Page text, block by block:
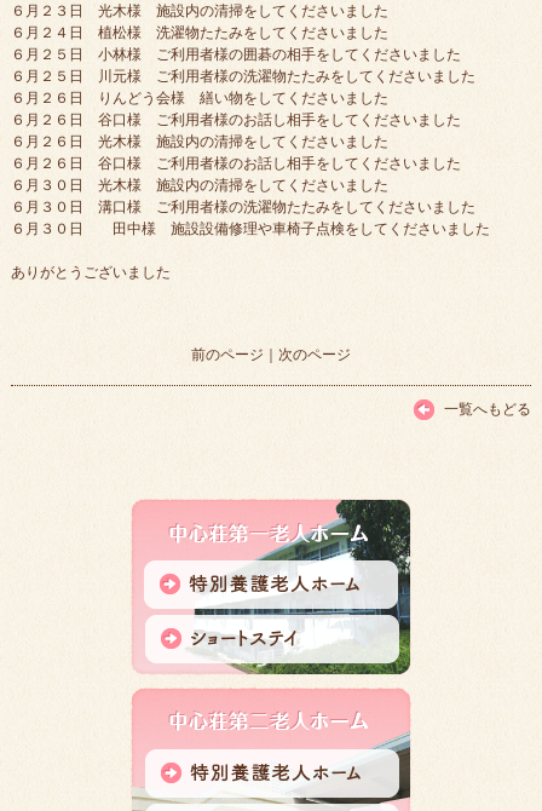
６月２３日 光木様 施設内の清掃をしてくださいました
６月２４日 植松様 洗濯物たたみをしてくださいました
６月２５日 小林様 ご利用者様の囲碁の相手をしてくださいました
６月２５日 川元様 ご利用者様の洗濯物たたみをしてくださいました
６月２６日 りんどう会様 繕い物をしてくださいました
６月２６日 谷口様 ご利用者様のお話し相手をしてくださいました
６月２６日 光木様 施設内の清掃をしてくださいました
６月２６日 谷口様 ご利用者様のお話し相手をしてくださいました
６月３０日 光木様 施設内の清掃をしてくださいました
６月３０日 溝口様 ご利用者様の洗濯物たたみをしてくださいました
６月３０日 田中様 施設設備修理や車椅子点検をしてくださいました
ありがとうございました
前のページ ｜ 次のページ
一覧へもどる